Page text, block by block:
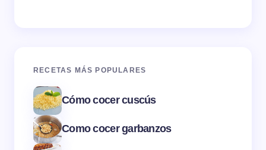
RECETAS MÁS POPULARES
Cómo cocer cuscús
Como cocer garbanzos